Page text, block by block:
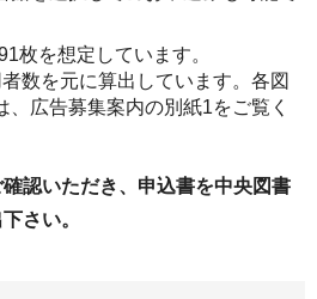
枚を想定しています。
数を元に算出しています。各図
、広告募集案内の別紙1をご覧く
認いただき、申込書を中央図書
さい。